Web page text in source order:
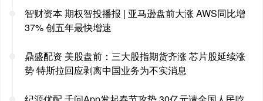
智财资本 期权智投播报 | 亚马逊盘前大涨 AWS同比增
37% 创五年最快增速
鼎盛配资 美股盘前：三大股指期货齐涨 芯片股延续涨
势 特斯拉回应剥离中国业务为不实消息